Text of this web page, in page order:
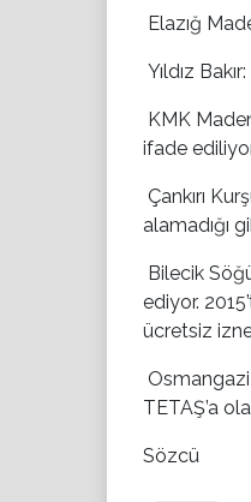
Elazığ
Yıldız Bakır:
KMK
ifade
Çankırı
alamadığı
Bilecik
ediyor.
ücretsiz izne
Osmangazi
TETAŞ’a
Sözcü